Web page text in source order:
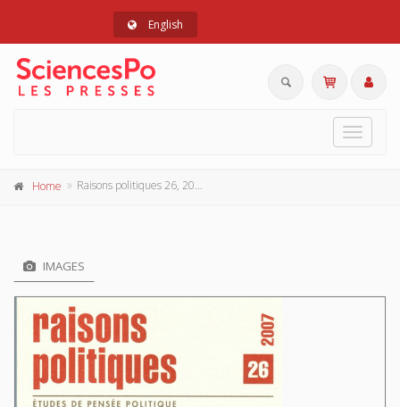
English
Toggle
Home Raisons politiques 26, 2007
IMAGES